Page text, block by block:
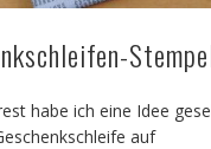
habe ich eine Idee
auf